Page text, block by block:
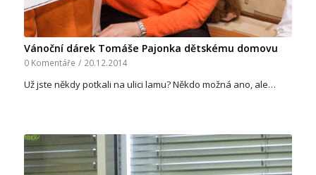
Vánoční dárek Tomáše Pajonka dětskému domovu
0 Komentáře / 20.12.2014
Už jste někdy potkali na ulici lamu? Někdo možná ano, ale…